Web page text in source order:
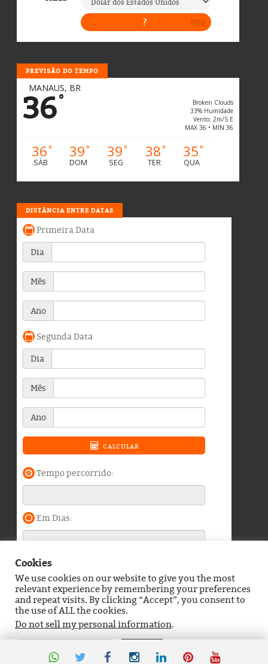
PREVISÃO DO TEMPO
MANAUS, BR
36°
Broken Clouds
33% Humidade
Vento: 2m/s E
MAX 36 • MIN 36
36°
SÁB
39°
DOM
39°
SEG
38°
TER
35°
QUA
DISTÂNCIA ENTRE DATAS
Blog do Durango Duarte © 2026. Todos os direitos
reservados.
Política de Privacidade
Cookies
We use cookies on our website to give you the most
relevant experience by remembering your preferences
and repeat visits. By clicking “Accept”, you consent to
the use of ALL the cookies.
Do not sell my personal information.